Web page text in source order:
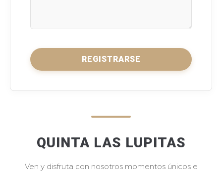
REGISTRARSE
QUINTA LAS LUPITAS
Ven y disfruta con nosotros momentos únicos e